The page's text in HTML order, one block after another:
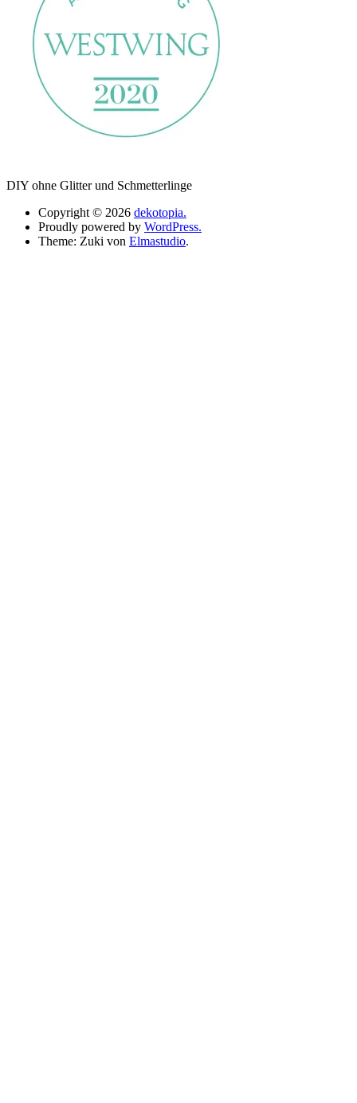
DIY ohne Glitter und Schmetterlinge
Copyright © 2026 dekotopia.
Proudly powered by WordPress.
Theme: Zuki von Elmastudio.